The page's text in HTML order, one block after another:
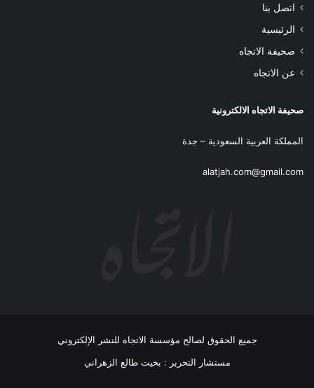
اتصل بنا
الرئيسية
صحيفة الاتجاه
عن الاتجاه
صحيفة الاتجاه الالكترونية
المملكة العربية السعودية – جدة
alatjah.com@gmail.com
جميع الحقوق لصالح مؤسسة الاتجاه للنشر الإلكتروني
مستشار التحرير : بخيت طالع الزهراني